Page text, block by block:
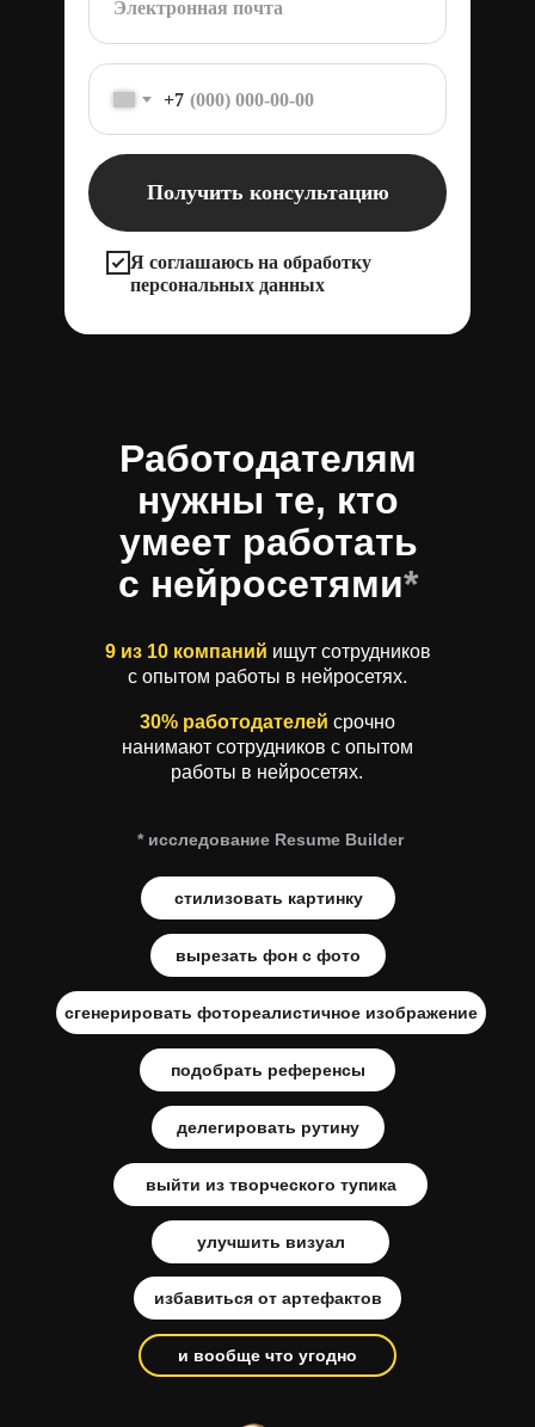
+7
Получить консультацию
Я соглашаюсь на обработку
персональных данных
30% работодателей срочно
нанимают сотрудников с опытом
работы в нейросетях.
9 из 10 компаний ищут сотрудников
с опытом работы в нейросетях.
* исследование Resume Builder
Работодателям
нужны те, кто
умеет работать
с нейросетями*
вырезать фон с фото
делегировать рутину
и вообще что угодно
избавиться от артефактов
подобрать референсы
улучшить визуал
выйти из творческого тупика
сгенерировать фотореалистичное изображение
стилизовать картинку